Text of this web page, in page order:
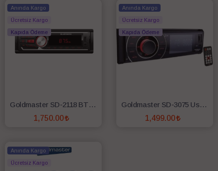
Anında Kargo
Ücretsiz Kargo
Kapıda Ödeme
Goldmaster SD-2118 BT 4x45 W USB Oto Radyo Teyp
1,750.00
Anında Kargo
Ücretsiz Kargo
Kapıda Ödeme
Goldmaster SD-3075 Usb Bluetooth Oto Teyp
1,499.00
Anında Kargo
Ücretsiz Kargo